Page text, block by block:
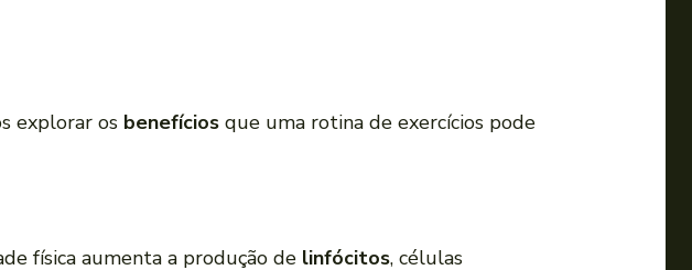
u
explorar os benefícios que uma rotina de exercícios pode
física aumenta a produção de linfócitos, células